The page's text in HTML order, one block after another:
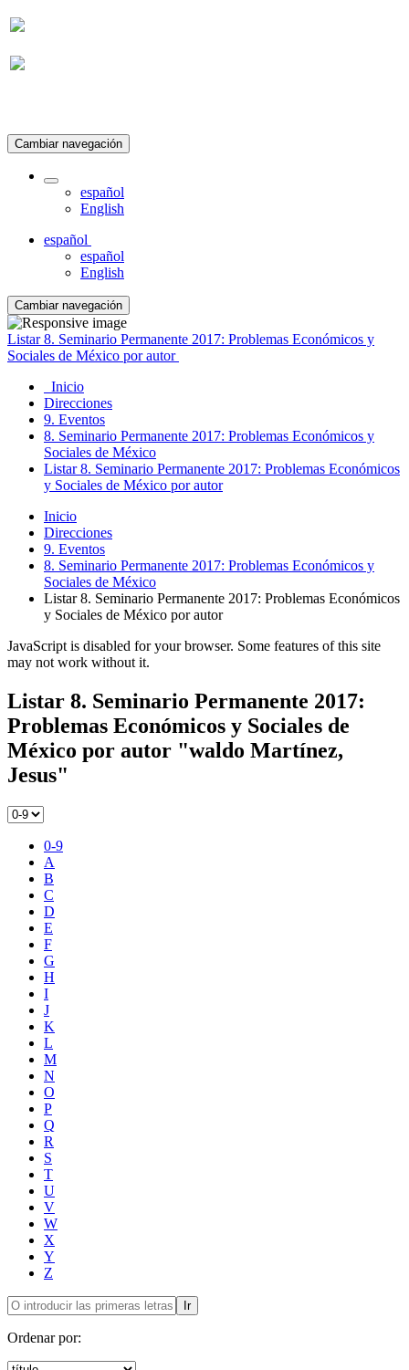
Cambiar navegación
español
English
español
español
English
Cambiar navegación
Listar 8. Seminario Permanente 2017: Problemas Económicos y
Sociales de México por autor
Inicio
Direcciones
9. Eventos
8. Seminario Permanente 2017: Problemas Económicos y
Sociales de México
Listar 8. Seminario Permanente 2017: Problemas Económicos
y Sociales de México por autor
Inicio
Direcciones
9. Eventos
8. Seminario Permanente 2017: Problemas Económicos y
Sociales de México
Listar 8. Seminario Permanente 2017: Problemas Económicos
y Sociales de México por autor
JavaScript is disabled for your browser. Some features of this site
may not work without it.
Listar 8. Seminario Permanente 2017:
Problemas Económicos y Sociales de
México por autor "waldo Martínez,
Jesus"
0-9
A
B
C
D
E
F
G
H
I
J
K
L
M
N
O
P
Q
R
S
T
U
V
W
X
Y
Z
Ir
Ordenar por: